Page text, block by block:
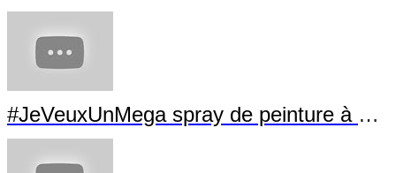
#JeVeuxUnMega spray de peinture à La Villette